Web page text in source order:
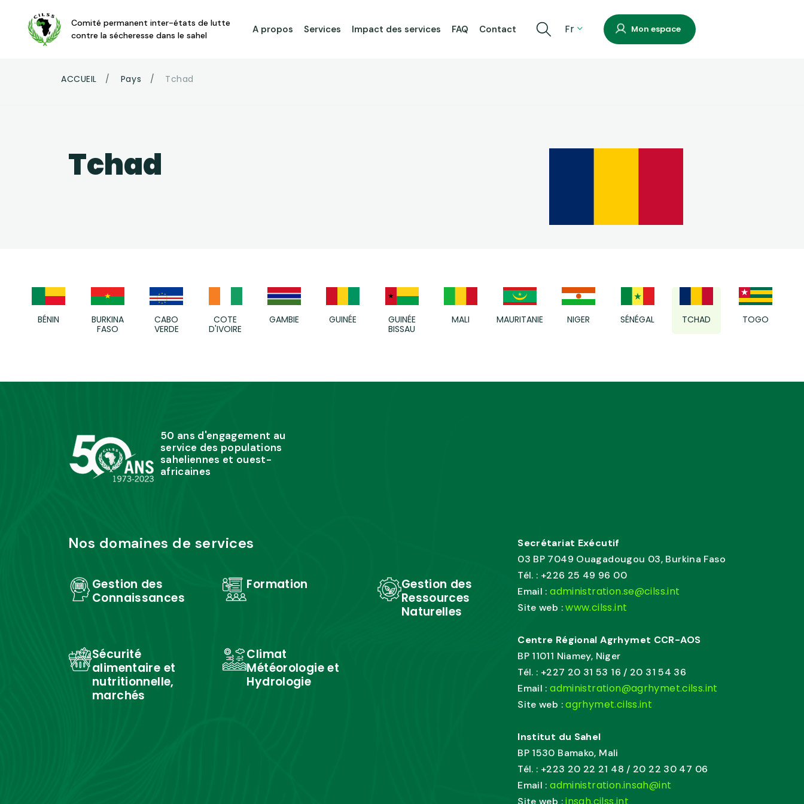
Comité permanent inter-états de lutte
contre la sécheresse dans le sahel
A propos Services Impact des services FAQ Contact Fr Mon espace
Fil d'Ariane
ACCUEIL Pays Tchad
Tchad
BÉNIN
BURKINA
FASO
CABO
VERDE
COTE
D'IVOIRE
GAMBIE GUINÉE
GUINÉE
BISSAU
MALI MAURITANIE NIGER SÉNÉGAL TCHAD TOGO
50 ans d'engagement au
service des populations
saheliennes et ouest-
africaines
Nos domaines de services
Gestion des
Connaissances
Formation
Gestion des
Ressources
Naturelles
Sécurité
alimentaire et
nutritionnelle,
marchés
Climat
Météorologie et
Hydrologie
Secrétariat Exécutif
03 BP 7049 Ouagadougou 03, Burkina Faso
Tél. : +226 25 49 96 00
Email :administration.se@cilss.int
Site web :www.cilss.int
Centre Régional Agrhymet CCR-AOS
BP 11011 Niamey, Niger
Tél. : +227 20 31 53 16 / 20 31 54 36
Email :administration@agrhymet.cilss.int
Site web :agrhymet.cilss.int
Institut du Sahel
BP 1530 Bamako, Mali
Tél. : +223 20 22 21 48 / 20 22 30 47 06
Email :administration.insah@int
Site web :